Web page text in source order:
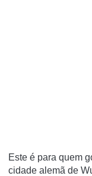
Este é para quem
cidade alemã de